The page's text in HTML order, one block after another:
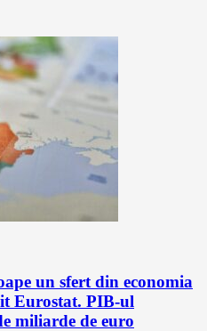
un sfert din economia
Eurostat. PIB-ul
miliarde de euro